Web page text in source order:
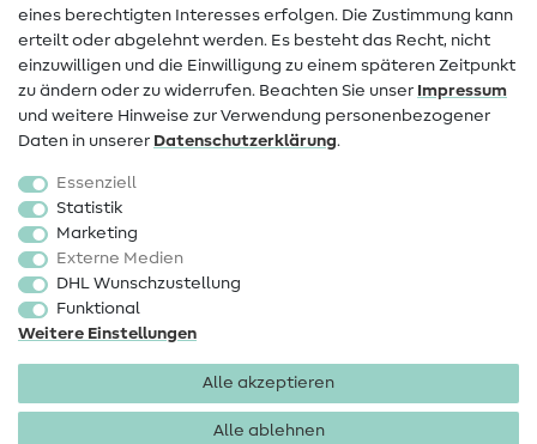
Widerrufsrecht
Beliebt
Stoffe
Sale
Schnittmuster
eines berechtigten Interesses erfolgen. Die Zustimmung kann
erteilt oder abgelehnt werden. Es besteht das Recht, nicht
einzuwilligen und die Einwilligung zu einem späteren Zeitpunkt
zu ändern oder zu widerrufen. Beachten Sie unser Impressum
und weitere Hinweise zur Verwendung personenbezogener
Daten in unserer Daten­schutz­erklärung.
Essenziell
Statistik
Marketing
Externe Medien
DHL Wunschzustellung
Funktional
Weitere Einstellungen
Alle akzeptieren
Alle ablehnen
Impressum Datenschutz
AGB